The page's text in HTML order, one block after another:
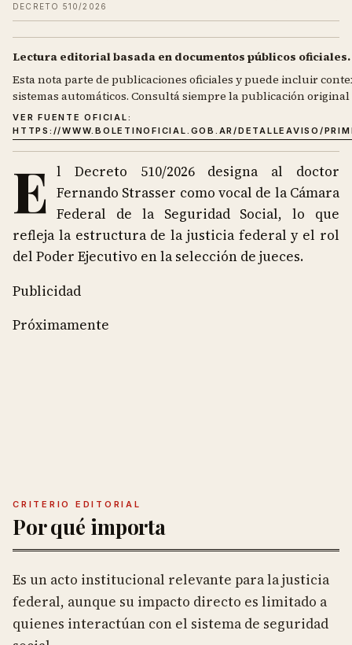
DECRETO 510/2026
Lectura editorial basada en documentos públicos oficiales.
Esta nota parte de publicaciones oficiales y puede incluir
sistemas automáticos. Consultá siempre la publicación
VER FUENTE OFICIAL:
HTTPS://WWW.BOLETINOFICIAL.GOB.AR/DETALLEAVISO/
E l Decreto 510/2026 designa al doctor
Fernando Strasser como vocal de la Cámara
Federal de la Seguridad Social, lo que
refleja la estructura de la justicia federal y el rol
del Poder Ejecutivo en la selección de jueces.
Publicidad
Próximamente
CRITERIO EDITORIAL
Por qué importa
Es un acto institucional relevante para la justicia
federal, aunque su impacto directo es limitado a
quienes interactúan con el sistema de seguridad